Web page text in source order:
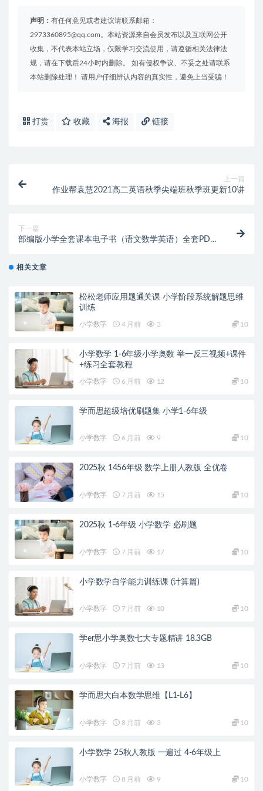
声明： 有任何意见或者建议请联系邮箱：
2973360895@qq.com。本站资源来自会员发布以及互联网公开
收集，不代表本站立场，仅限学习交流使用，请遵循相关法律法
规，请在下载后24小时内删除。 如有侵权争议、不妥之处请联系
本站删除处理！ 请用户仔细辨认内容的真实性，避免上当受骗！
打赏 收藏 海报 链接
上一篇
作业帮袁慧2021高二英语秋季尖端班秋季班更新10讲
下一篇
部编版小学全套课本电子书（语文数学英语）全套PDF
相关文章
松松老师应用题通关课 小学阶段系统解题思维
训练
小学数字 4 月前 3 10
小学数学 1-6年级小学奥数 举一反三视频+课件
+练习全套教程
小学数字 6 月前 12 10
学而思超级培优刷题集 小学1-6年级
小学数字 6 月前 9 10
2025秋 1456年级 数学上册人教版 全优卷
小学数字 7 月前 15 10
2025秋 1-6年级 小学数学 必刷题
小学数字 7 月前 17 10
小学数学自学能力训练课 (计算篇)
小学数字 7 月前 10 10
学er思小学奥数七大专题精讲 18.3GB
小学数字 7 月前 13 10
学而思大白本数学思维【L1-L6】
小学数字 8 月前 3 10
小学数学 25秋人教版 一遍过 4-6年级上
小学数字 8 月前 9 10